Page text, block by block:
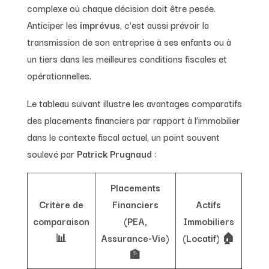
complexe où chaque décision doit être pesée.
Anticiper les imprévus, c’est aussi prévoir la
transmission de son entreprise à ses enfants ou à
un tiers dans les meilleures conditions fiscales et
opérationnelles.
Le tableau suivant illustre les avantages comparatifs
des placements financiers par rapport à l’immobilier
dans le contexte fiscal actuel, un point souvent
soulevé par Patrick Prugnaud :
Critère de
comparaison
📊
Placements
Financiers
(PEA,
Assurance-Vie)
🏦
Actifs
Immobiliers
(Locatif) 🏠